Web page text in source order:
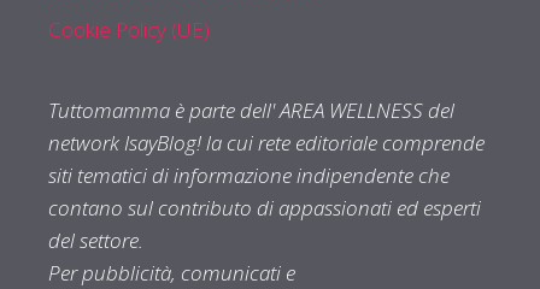
Cookie Policy (UE)
Tuttomamma è parte dell' AREA WELLNESS del
network IsayBlog! la cui rete editoriale comprende
siti tematici di informazione indipendente che
contano sul contributo di appassionati ed esperti
del settore.
Per pubblicità, comunicati e